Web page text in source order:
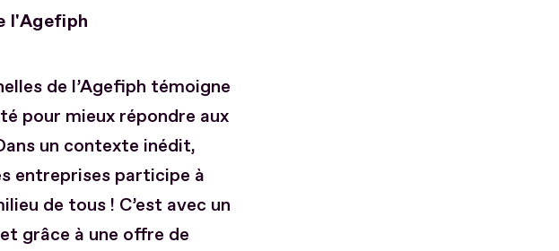
l'Agefiph
de l’Agefiph témoigne
pour mieux répondre aux
un contexte inédit,
entreprises participe à
de tous ! C’est avec un
grâce à une offre de